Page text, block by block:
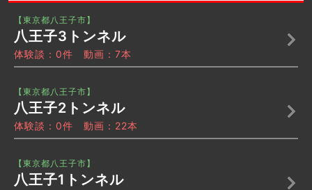
【東京都八王子市】
八王子3トンネル
体験談：0件 動画：7本
【東京都八王子市】
八王子2トンネル
体験談：0件 動画：22本
【東京都八王子市】
八王子1トンネル